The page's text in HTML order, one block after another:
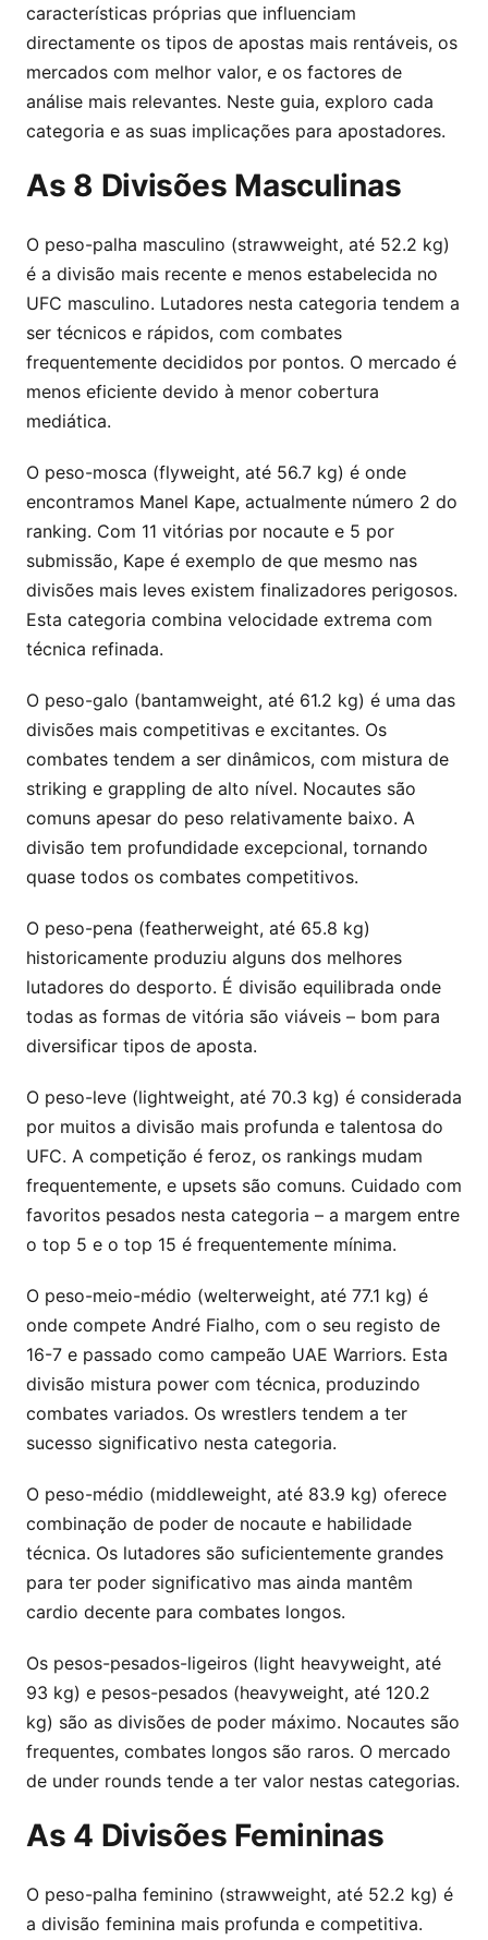
características próprias que influenciam
directamente os tipos de apostas mais rentáveis, os
mercados com melhor valor, e os factores de
análise mais relevantes. Neste guia, exploro cada
categoria e as suas implicações para apostadores.
As 8 Divisões Masculinas
O peso-palha masculino (strawweight, até 52.2 kg)
é a divisão mais recente e menos estabelecida no
UFC masculino. Lutadores nesta categoria tendem a
ser técnicos e rápidos, com combates
frequentemente decididos por pontos. O mercado é
menos eficiente devido à menor cobertura
mediática.
O peso-mosca (flyweight, até 56.7 kg) é onde
encontramos Manel Kape, actualmente número 2 do
ranking. Com 11 vitórias por nocaute e 5 por
submissão, Kape é exemplo de que mesmo nas
divisões mais leves existem finalizadores perigosos.
Esta categoria combina velocidade extrema com
técnica refinada.
O peso-galo (bantamweight, até 61.2 kg) é uma das
divisões mais competitivas e excitantes. Os
combates tendem a ser dinâmicos, com mistura de
striking e grappling de alto nível. Nocautes são
comuns apesar do peso relativamente baixo. A
divisão tem profundidade excepcional, tornando
quase todos os combates competitivos.
O peso-pena (featherweight, até 65.8 kg)
historicamente produziu alguns dos melhores
lutadores do desporto. É divisão equilibrada onde
todas as formas de vitória são viáveis – bom para
diversificar tipos de aposta.
O peso-leve (lightweight, até 70.3 kg) é considerada
por muitos a divisão mais profunda e talentosa do
UFC. A competição é feroz, os rankings mudam
frequentemente, e upsets são comuns. Cuidado com
favoritos pesados nesta categoria – a margem entre
o top 5 e o top 15 é frequentemente mínima.
O peso-meio-médio (welterweight, até 77.1 kg) é
onde compete André Fialho, com o seu registo de
16-7 e passado como campeão UAE Warriors. Esta
divisão mistura power com técnica, produzindo
combates variados. Os wrestlers tendem a ter
sucesso significativo nesta categoria.
O peso-médio (middleweight, até 83.9 kg) oferece
combinação de poder de nocaute e habilidade
técnica. Os lutadores são suficientemente grandes
para ter poder significativo mas ainda mantêm
cardio decente para combates longos.
Os pesos-pesados-ligeiros (light heavyweight, até
93 kg) e pesos-pesados (heavyweight, até 120.2
kg) são as divisões de poder máximo. Nocautes são
frequentes, combates longos são raros. O mercado
de under rounds tende a ter valor nestas categorias.
As 4 Divisões Femininas
O peso-palha feminino (strawweight, até 52.2 kg) é
a divisão feminina mais profunda e competitiva.